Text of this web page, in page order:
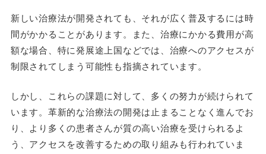
新しい治療法が開発されても、それが広く普及するには時
間がかかることがあります。また、治療にかかる費用が高
額な場合、特に発展途上国などでは、治療へのアクセスが
制限されてしまう可能性も指摘されています。
しかし、これらの課題に対して、多くの努力が続けられて
います。革新的な治療法の開発は止まることなく進んでお
り、より多くの患者さんが質の高い治療を受けられるよ
う、アクセスを改善するための取り組みも行われていま